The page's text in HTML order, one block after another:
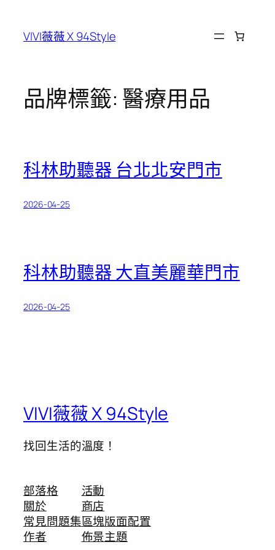
VIVI薇薇 X 94Style
品牌標籤: 醫療用品
科林助聽器 台北北安門市
2026-04-25
科林助聽器 大直美麗華門市
2026-04-25
VIVI薇薇 X 94Style
找回生活的溫度！
部落格
關於
常見問題集
作者
活動
商店
區塊版面配置
佈景主題